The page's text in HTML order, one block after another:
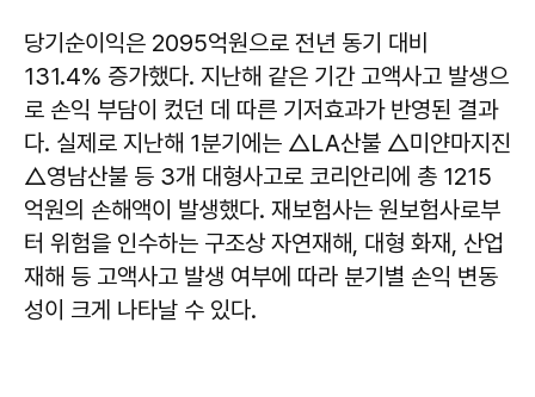
당기순이익은 2095억원으로 전년 동기 대비
131.4% 증가했다. 지난해 같은 기간 고액사고 발생으
로 손익 부담이 컸던 데 따른 기저효과가 반영된 결과
다. 실제로 지난해 1분기에는 △LA산불 △미얀마지진
△영남산불 등 3개 대형사고로 코리안리에 총 1215
억원의 손해액이 발생했다. 재보험사는 원보험사로부
터 위험을 인수하는 구조상 자연재해, 대형 화재, 산업
재해 등 고액사고 발생 여부에 따라 분기별 손익 변동
성이 크게 나타날 수 있다.